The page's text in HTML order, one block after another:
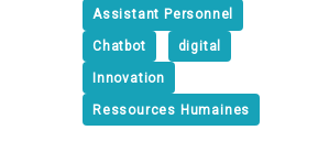
Assistant Personnel
Chatbot digital
Innovation
Ressources Humaines